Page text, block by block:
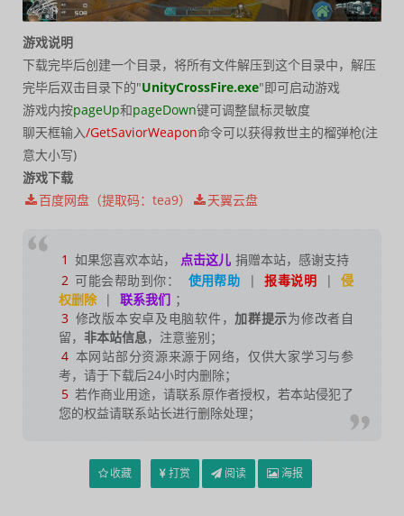
游戏说明
下载完毕后创建一个目录，将所有文件解压到这个目录中，解压
完毕后双击目录下的"UnityCrossFire.exe"即可启动游戏
游戏内按pageUp和pageDown键可调整鼠标灵敏度
聊天框输入/GetSaviorWeapon命令可以获得救世主的榴弹枪(注
意大小写)
游戏下载
百度网盘（提取码：tea9）
天翼云盘
1 如果您喜欢本站， 点击这儿 捐赠本站，感谢支持
2 可能会帮助到你： 使用帮助 | 报毒说明 |
侵
权删除
| 联系我们 ；
3 修改版本安卓及电脑软件，加群提示为修改者自
留， 非本站信息，注意鉴别；
4 本网站部分资源来源于网络，仅供大家学习与参
考，请于下载后24小时内删除；
5 若作商业用途，请联系原作者授权，若本站侵犯了
您的权益请联系站长进行删除处理；
收藏 打赏 阅读 海报